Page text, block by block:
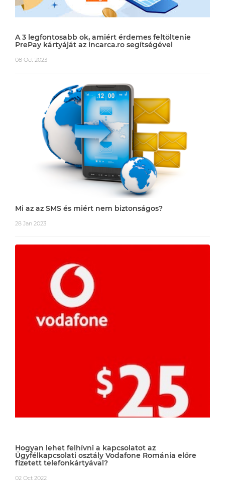
A 3 legfontosabb ok, amiért érdemes feltöltenie
PrePay kártyáját az incarca.ro segítségével
08 Oct 2023
Mi az az SMS és miért nem biztonságos?
28 Jan 2023
Hogyan lehet felhívni a kapcsolatot az
Ügyfélkapcsolati osztály Vodafone Románia előre
fizetett telefonkártyával?
02 Oct 2022